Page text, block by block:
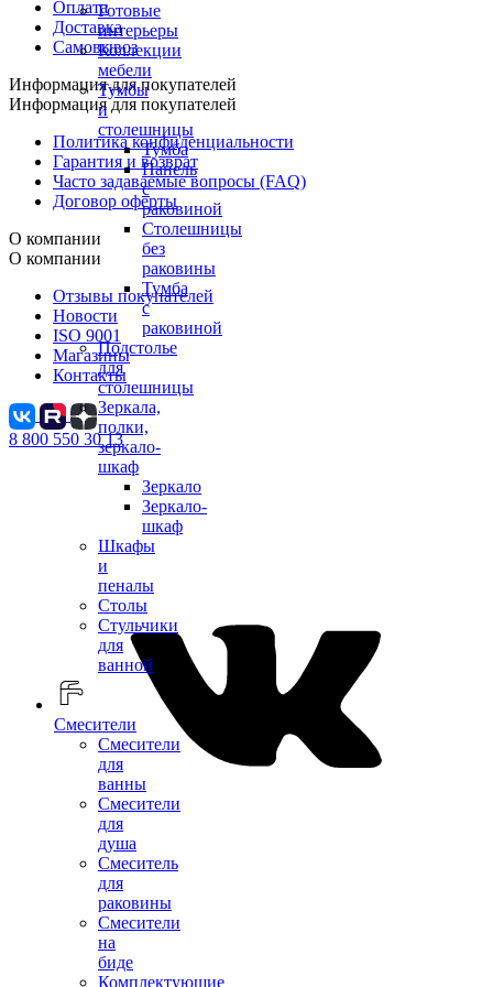
Готовые
интерьеры
Коллекции
мебели
Тумбы
и
столешницы
Тумба
Панель
с
раковиной
Столешницы
без
раковины
Тумба
с
раковиной
Подстолье
для
столешницы
Зеркала,
полки,
зеркало-
шкаф
Зеркало
Зеркало-
шкаф
Шкафы
и
пеналы
Столы
Стульчики
для
ванной
Смесители
Смесители
для
ванны
Смесители
для
душа
Смеситель
для
раковины
Смесители
на
биде
Комплектующие
Оплата
Доставка
Самовывоз
Информация для покупателей
Информация для покупателей
Политика конфиденциальности
Гарантия и возврат
Часто задаваемые вопросы (FAQ)
Договор оферты
О компании
О компании
Отзывы покупателей
Новости
ISO 9001
Магазины
Контакты
8 800 550 30 13